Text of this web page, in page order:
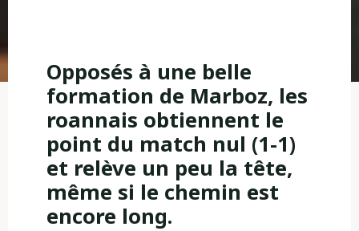
Opposés à une belle
formation de Marboz, les
roannais obtiennent le
point du match nul (1-1)
et relève un peu la tête,
même si le chemin est
encore long.